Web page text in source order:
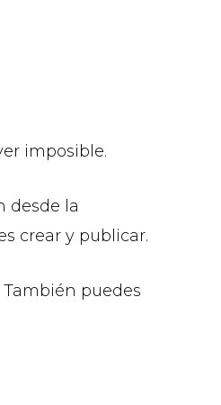
imposible.
desde la
crear y publicar.
puedes